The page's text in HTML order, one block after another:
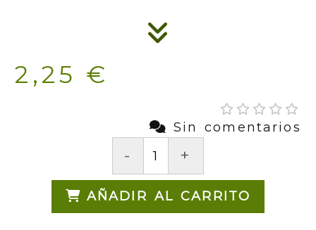
2,25 €
Sin comentarios
- +
AÑADIR AL CARRITO